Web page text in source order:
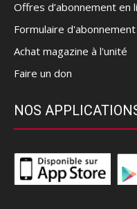
Offres d’abonnement en
Formulaire
Achat magazine à l'unité
Faire un don
NOS